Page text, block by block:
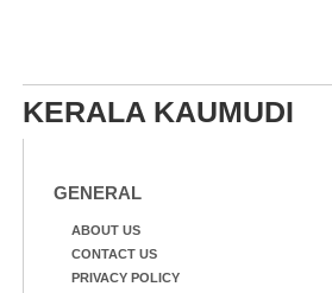
KERALA KAUMUDI
GENERAL
ABOUT US
CONTACT US
PRIVACY POLICY